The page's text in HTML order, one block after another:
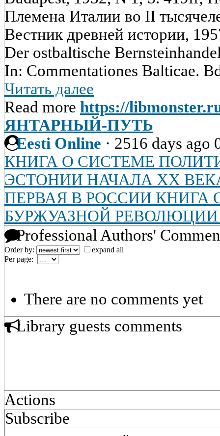
Племена Италии во II
Вестник древней истории,
Der ostbaltische
In: Commentationes Balticae.
Читать далее
Read more https://
ЯНТАРНЫЙ-ПУТЬ
Eesti Online · 2516 days ago
КНИГА О СИСТЕМЕ
ЭСТОНИИ НАЧАЛА XX
ПЕРВАЯ В РОССИИ КНИГА
БУРЖУАЗНОЙ
Professional Authors'
Order by:
expand all
Per page:
There are no comments yet
Library guests comments
Actions
Subscribe